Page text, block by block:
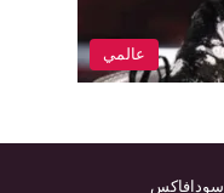
عالمي
سودافاكس